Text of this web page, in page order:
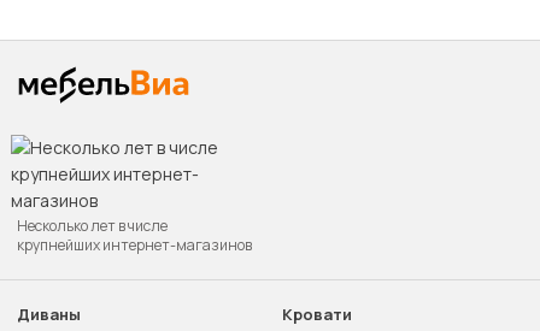
Несколько лет в числе
крупнейших интернет-магазинов
Диваны
Кровати